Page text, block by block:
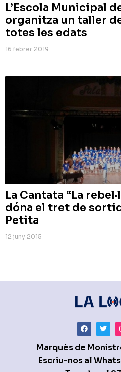
L’Escola Municipal
organitza un taller
totes les edats
16 febrer 2019
La Cantata “La
dóna el tret de
Petita
12 juny 2015
Marquès de
Escriu-nos al